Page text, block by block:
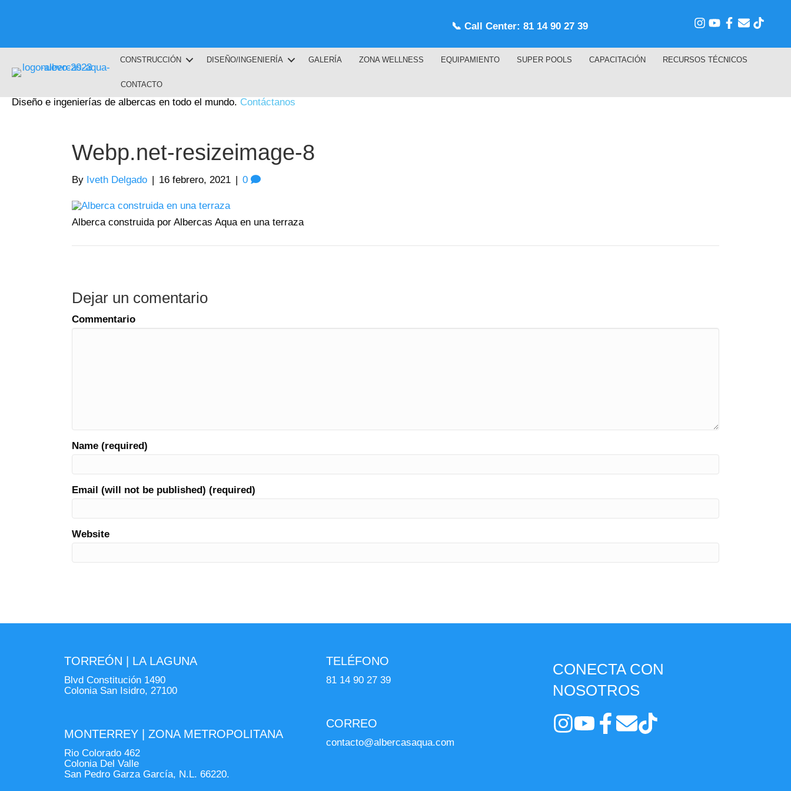
📞 Call Center: 81 14 90 27 39
CONSTRUCCIÓN DISEÑO/INGENIERÍA GALERÍA ZONA WELLNESS EQUIPAMIENTO SUPER POOLS CAPACITACIÓN RECURSOS TÉCNICOS
CONTACTO
Diseño e ingenierías de albercas en todo el mundo. Contáctanos
Webp.net-resizeimage-8
By Iveth Delgado | 16 febrero, 2021 | 0
Alberca construida por Albercas Aqua en una terraza
Dejar un comentario
Commentario
Name (required)
Email (will not be published) (required)
Website
TORREÓN | LA LAGUNA
Blvd Constitución 1490
Colonia San Isidro, 27100
MONTERREY | ZONA METROPOLITANA
Rio Colorado 462
Colonia Del Valle
San Pedro Garza García, N.L. 66220.
TELÉFONO
81 14 90 27 39
CORREO
contacto@albercasaqua.com
CONECTA CON
NOSOTROS